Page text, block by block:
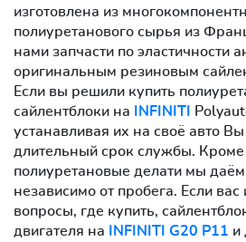
изготовлена из
полиуретанового сырья из
нами запчасти по эластичности
оригинальным резиновым
Если вы решили купить
сайлентблоки на
INFINITI
устанавливая их на своё авто
длительный срок службы. Кроме
полиуретановые делати мы
независимо от пробега. Если
вопросы, где купить,
двигателя на
INFINITI G20 P11 и